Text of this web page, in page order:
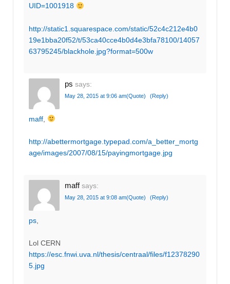
UID=1001918
http://static1.squarespace.com/static/52c4c212e4b0
19e1bba20f52/t/53ca40cce4b0d4e3bfa78100/14057
63795245/blackhole.jpg?format=500w
ps says:
May 28, 2015 at 9:06 am(Quote) (Reply)
maff
http://abettermortgage.typepad.com/a_better_mortg
age/images/2007/08/15/payingmortgage.jpg
maff says:
May 28, 2015 at 9:08 am(Quote) (Reply)
ps
Lol CERN
https://esc.fnwi.uva.nl/thesis/centraal/files/f12378290
5.jpg